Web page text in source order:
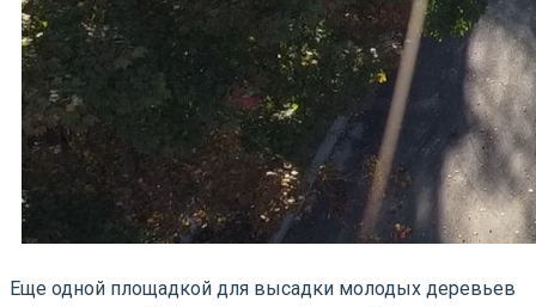
Еще одной площадкой для высадки молодых деревьев